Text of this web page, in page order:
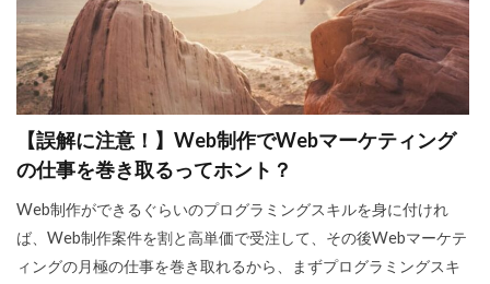
【誤解に注意！】Web制作でWebマーケティング
の仕事を巻き取るってホント？
Web制作ができるぐらいのプログラミングスキルを身に付けれ
ば、Web制作案件を割と高単価で受注して、その後Webマーケテ
ィングの月極の仕事を巻き取れるから、まずプログラミングスキ